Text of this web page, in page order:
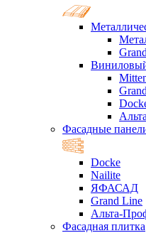
Фасадные
Docke
Nailite
ЯФАСАД
Grand Line
Альта-
Фасадная плитка